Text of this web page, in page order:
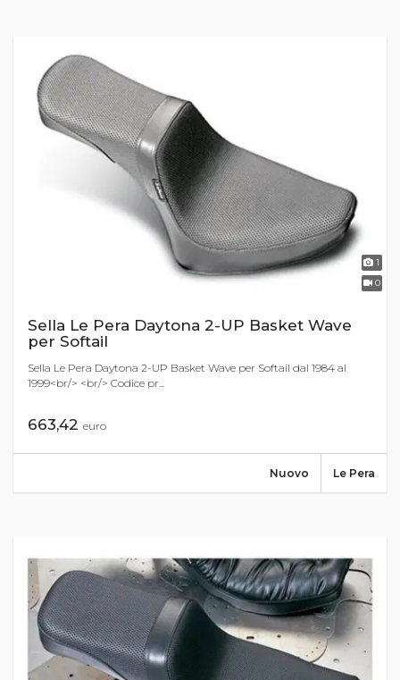
1
0
Sella Le Pera Daytona 2-UP Basket Wave
per Softail
Sella Le Pera Daytona 2-UP Basket Wave per Softail dal 1984 al
1999<br/> <br/> Codice pr...
663,42 euro
Le Pera
Nuovo